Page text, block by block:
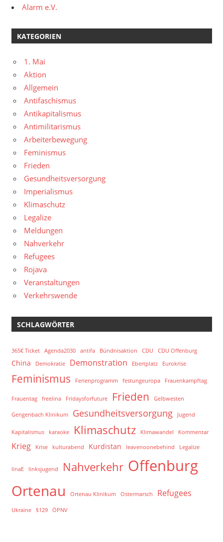
Alarm e.V.
KATEGORIEN
1. Mai
Aktion
Allgemein
Antifaschismus
Antikapitalismus
Antimilitarismus
Arbeiterbewegung
Feminismus
Frieden
Gesundheitsversorgung
Imperialismus
Klimaschutz
Legalize
Meldungen
Nahverkehr
Refugees
Rojava
Veranstaltungen
Verkehrswende
SCHLAGWÖRTER
365€ Ticket Agenda2030 antifa Bündnisaktion CDU CDU Offenburg
China Demokratie Demonstration Ebertplatz Eurokrise
Feminismus Ferienprogramm festungeuropa Frauenkampftag
Frauentag freelina Fridaysforfuture Frieden Gelbwesten
Gengenbach Klinikum Gesundheitsversorgung Jugend
Kapitalismus karaoke Klimaschutz Klimawandel Kommentar
Krieg Krise kulturabend Kurdistan leavenoonebehind Legalize
linaE linksjugend Nahverkehr Offenburg
Ortenau Ortenau Klinikum Ostermarsch Refugees
Ukraine §129 ÖPNV